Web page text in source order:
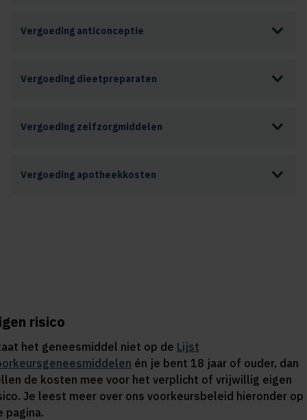
Vergoeding anticonceptie
Vergoeding dieetpreparaten
Vergoeding zelfzorgmiddelen
Vergoeding apotheekkosten
risico
het geneesmiddel niet op de Lijst
én je bent 18 jaar of ouder, dan
de kosten mee voor het verplicht of vrijwillig eigen
Je leest meer over ons voorkeursbeleid hieronder op
pagina.